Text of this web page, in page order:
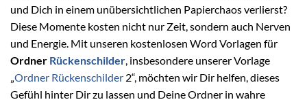
und Dich in einem unübersichtlichen Papierchaos verlierst?
Diese Momente kosten nicht nur Zeit, sondern auch Nerven
und Energie. Mit unseren kostenlosen Word Vorlagen für
Ordner Rückenschilder, insbesondere unserer Vorlage
„Ordner Rückenschilder 2“, möchten wir Dir helfen, dieses
Gefühl hinter Dir zu lassen und Deine Ordner in wahre